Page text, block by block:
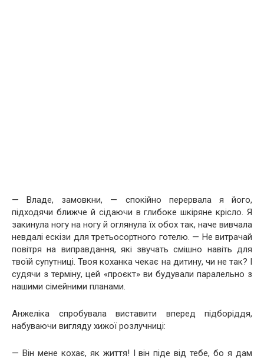
— Владе, замовкни, — спокійно перервала я його,
підходячи ближче й сідаючи в глибоке шкіряне крісло. Я
закинула ногу на ногу й оглянула їх обох так, наче вивчала
невдалі ескізи для третьосортного готелю. — Не витрачай
повітря на виправдання, які звучать смішно навіть для
твоїй супутниці. Твоя коханка чекає на дитину, чи не так? І
судячи з терміну, цей «проєкт» ви будували паралельно з
нашими сімейними планами.
Анжеліка спробувала виставити вперед підборіддя,
набуваючи вигляду хижої розлучниці:
— Він мене кохає, як життя! І він піде від тебе, бо я дам